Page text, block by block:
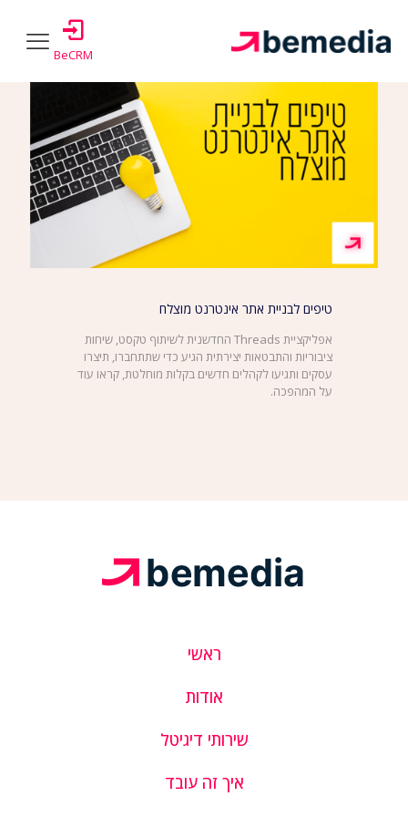
BeCRM
Show all
טיפים לבניית אתר אינטרנט מוצלח
אפליקציית Threads החדשנית לשיתוף טקסט, שיחות
ציבוריות והתבטאות יצירתית הגיע כדי שתתחברו, תיצרו
עסקים ותגיעו לקהלים חדשים בקלות מוחלטת, קראו עוד
על המהפכה.
ראשי
אודות
שירותי דיגיטל
איך זה עובד